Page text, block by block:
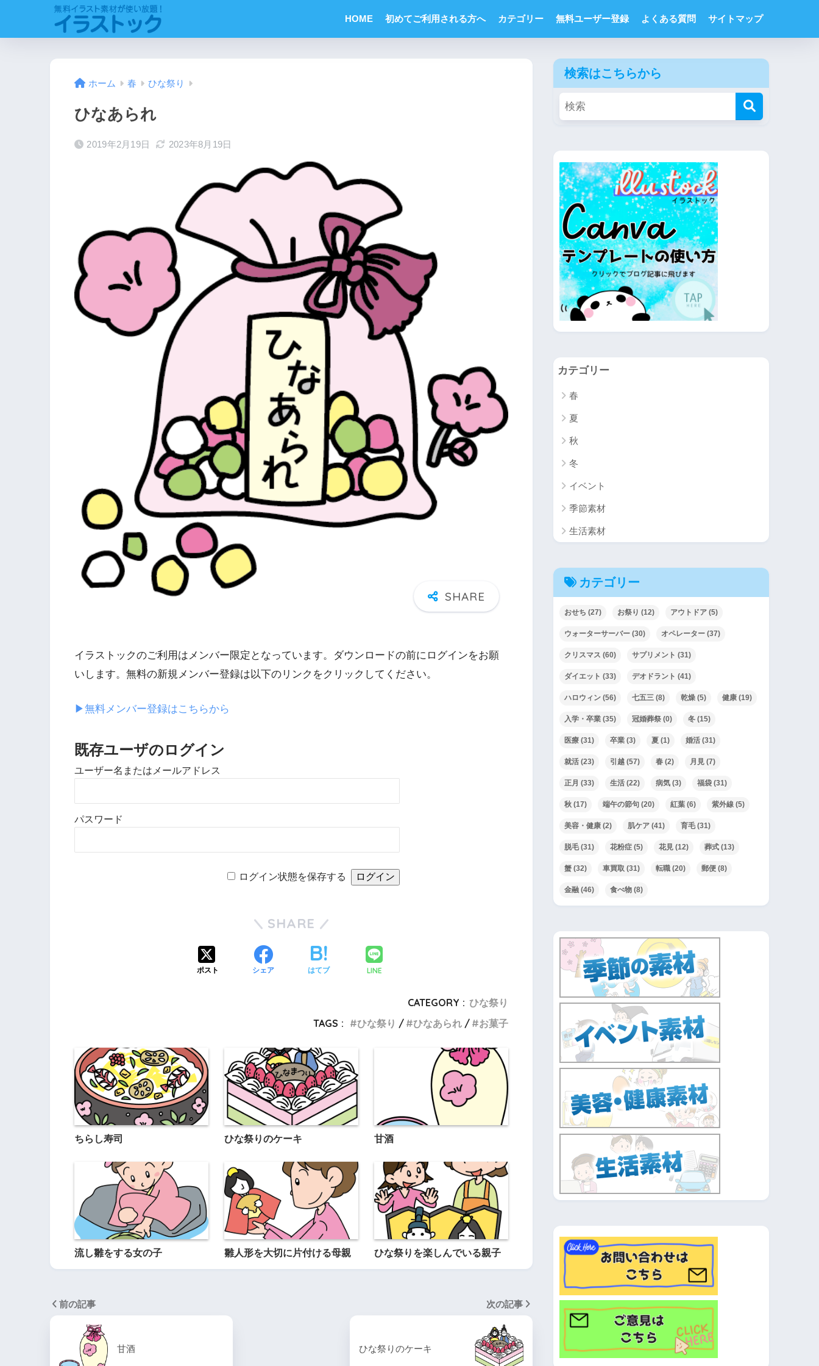
HOME 初めてご利用される方へ カテゴリー 無料ユーザー登録 よくある質問 サイトマップ
ホーム 春 ひな祭り
ひなあられ
2019年2月19日 2023年8月19日
イラストックのご利用はメンバー限定となっています。ダウンロードの前にログインをお願
いします。無料の新規メンバー登録は以下のリンクをクリックしてください。
▶︎無料メンバー登録はこちらから
既存ユーザのログイン
ユーザー名またはメールアドレス
パスワード
ログイン状態を保存する
SHARE
ポスト シェア はてブ LINE
CATEGORY : ひな祭り
TAGS :
ひな祭り ひなあられ お菓子
ちらし寿司 ひな祭りのケーキ 甘酒
流し雛をする女の子 雛人形を大切に片付ける母親 ひな祭りを楽しんでいる親子
前の記事
甘酒
次の記事
ひな祭りのケーキ
検索はこちらから
カテゴリー
春
夏
秋
冬
イベント
季節素材
生活素材
カテゴリー
おせち (27) お祭り (12) アウトドア (5)
ウォーターサーバー (30) オペレーター (37)
クリスマス (60) サプリメント (31)
ダイエット (33) デオドラント (41)
ハロウィン (56) 七五三 (8) 乾燥 (5) 健康 (19)
入学・卒業 (35) 冠婚葬祭 (0) 冬 (15)
医療 (31) 卒業 (3) 夏 (1) 婚活 (31)
就活 (23) 引越 (57) 春 (2) 月見 (7)
正月 (33) 生活 (22) 病気 (3) 福袋 (31)
秋 (17) 端午の節句 (20) 紅葉 (6) 紫外線 (5)
美容・健康 (2) 肌ケア (41) 育毛(31)
脱毛(31) 花粉症 (5) 花見 (12) 葬式 (13)
蟹 (32) 車買取 (31) 転職 (20) 郵便 (8)
金融 (46) 食べ物 (8)